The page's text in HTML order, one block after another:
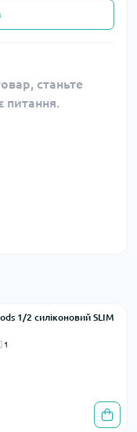
станьте
питання.
1/2 силіконовий SLIM
1